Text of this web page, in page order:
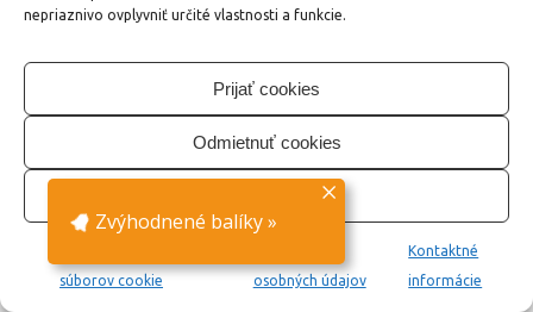
nepriaznivo ovplyvniť určité vlastnosti a funkcie.
Prijať cookies
Odmietnuť cookies
Vlastné nastavenie
súborov cookie
osobných údajov
Kontaktné
informácie
ZŠ II. stupeň ZŠ Jazykové
školy Karty s magnetmi
Komunikačné karty
Manipulačné karty Montessori
MŠ Posledná šanca
Pracovné listy Pracovný zošit
Priraďovacie karty
Zvýhodnené balíky»